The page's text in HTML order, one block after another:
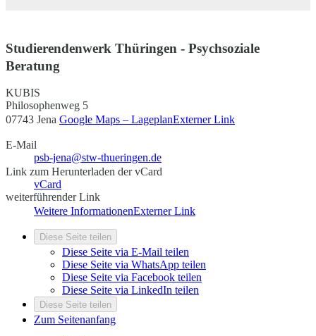
Studierendenwerk Thüringen - Psychsoziale
Beratung
KUBIS
Philosophenweg 5
07743 Jena Google Maps – LageplanExterner Link
E-Mail
psb-jena@stw-thueringen.de
Link zum Herunterladen der vCard
vCard
weiterführender Link
Weitere InformationenExterner Link
Diese Seite teilen
Diese Seite via E-Mail teilen
Diese Seite via WhatsApp teilen
Diese Seite via Facebook teilen
Diese Seite via LinkedIn teilen
Diese Seite teilen
Zum Seitenanfang